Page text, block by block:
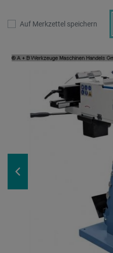
Auf Merkzettel speichern